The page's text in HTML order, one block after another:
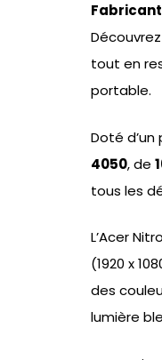
Fabricant
tout en
portable.
Doté
4050, de
tous les
L’Acer
(1920 x
des
lumière